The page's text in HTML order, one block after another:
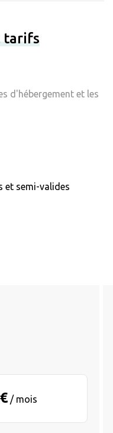
tarifs
d'hébergement et les
et semi-valides
/ mois